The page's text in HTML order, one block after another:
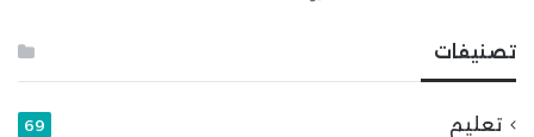
تصنيفات
تعليم 69